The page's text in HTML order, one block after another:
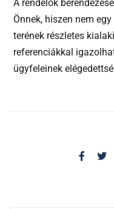
A rendelők
Önnek, hiszen nem
terének részletes
referenciákkal
ügyfeleinek